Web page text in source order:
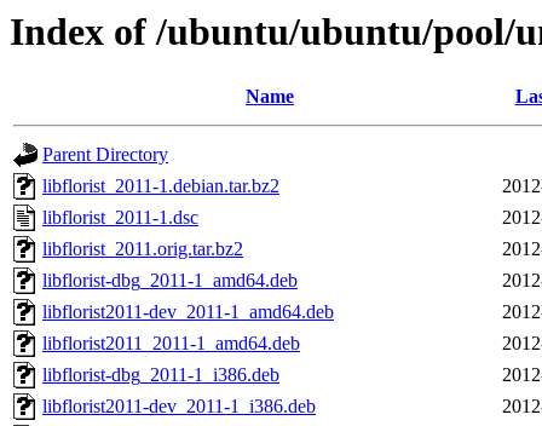
Index of /ubuntu/ubuntu/pool/
Name
Parent Directory
libflorist_2011-1.debian.tar.bz2
libflorist_2011-1.dsc
libflorist_2011.orig.tar.bz2
libflorist-dbg_2011-1_amd64.deb
libflorist2011-dev_2011-1_amd64.deb
libflorist2011_2011-1_amd64.deb
libflorist-dbg_2011-1_i386.deb
libflorist2011-dev_2011-1_i386.deb